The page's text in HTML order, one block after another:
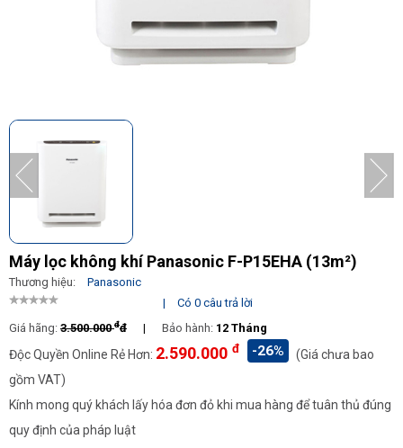
Máy lọc không khí Panasonic F-P15EHA (13m²)
Thương hiệu:
Panasonic
|
Có 0 câu trả lời
Giá hãng: 3.500.000đđ | Bảo hành: 12 Tháng
Độc Quyền Online Rẻ Hơn: 2.590.000 đ -26%
(Giá chưa bao
gồm VAT)
Kính mong quý khách lấy hóa đơn đỏ khi mua hàng để tuân thủ đúng
quy định của pháp luật